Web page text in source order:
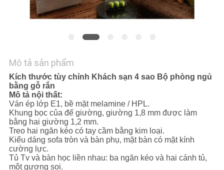
TRANG
PRIVACY
POLICY
Mô tả sản phẩm
Kích thước tùy chỉnh Khách sạn 4 sao Bộ phòng ngủ
bằng gỗ rắn
Mô tả nội thất:
Ván ép lớp E1, bề mặt melamine / HPL.
Khung bọc của đế giường, giường 1,8 mm được làm
bằng hai giường 1,2 mm.
Treo hai ngăn kéo có tay cầm bằng kim loại.
Kiểu dáng sofa tròn và bàn phụ, mặt bàn có mặt kính
cường lực.
Tủ Tv và bàn học liền nhau: ba ngăn kéo và hai cánh tủ,
một gương soi.